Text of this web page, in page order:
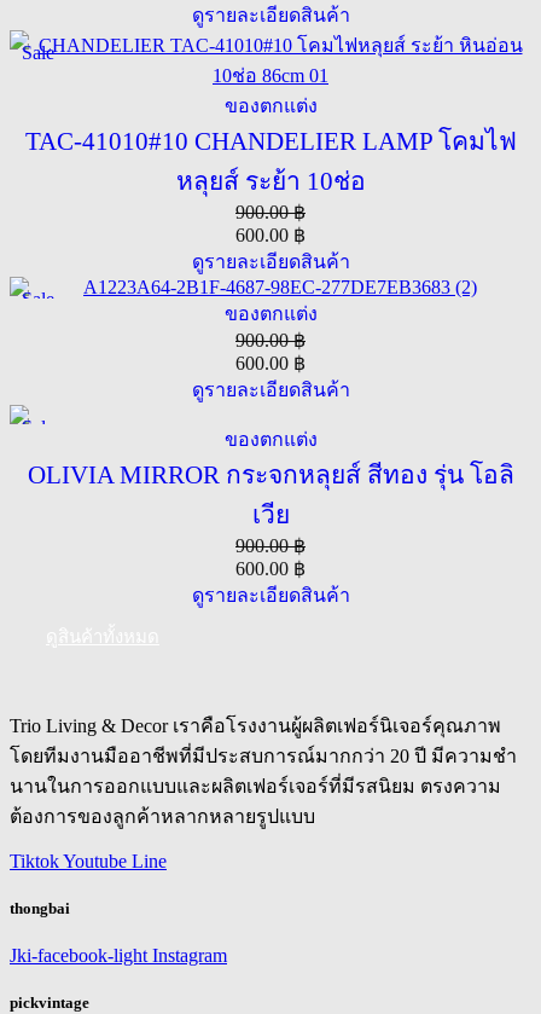
ดูรายละเอียดสินค้า
Sale
ของตกแต่ง
TAC-41010#10 CHANDELIER LAMP โคมไฟ
หลุยส์ ระย้า 10ช่อ
900.00฿
600.00 ฿
ดูรายละเอียดสินค้า
Sale
ของตกแต่ง
900.00฿
600.00 ฿
ดูรายละเอียดสินค้า
Sale
ของตกแต่ง
OLIVIA MIRROR กระจกหลุยส์ สีทอง รุ่น โอลิ
เวีย
900.00฿
600.00 ฿
ดูรายละเอียดสินค้า
Trio Living & Decor เราคือโรงงานผู้ผลิตเฟอร์นิเจอร์คุณภาพ
โดยทีมงานมืออาชีพที่มีประสบการณ์มากกว่า 20 ปี มีความชำ
นานในการออกแบบและผลิตเฟอร์เจอร์ที่มีรสนิยม ตรงความ
ต้องการของลูกค้าหลากหลายรูปแบบ
TiktokYoutube Line
thongbai
Jki-facebook-light Instagram
pickvintage